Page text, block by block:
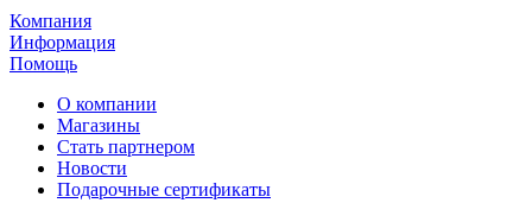
Компания
Информация
Помощь
О компании
Магазины
Стать партнером
Новости
Подарочные сертификаты